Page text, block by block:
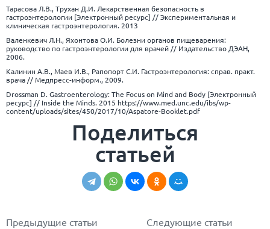
Тарасова Л.В., Трухан Д.И. Лекарственная безопасность в
гастроэнтерологии [Электронный ресурс] // Экспериментальная и
клиническая гастроэнтерология. 2013
Валенкевич Л.Н., Яхонтова О.И. Болезни органов пищеварения:
руководство по гастроэнтерологии для врачей // Издательство ДЭАН,
2006.
Калинин А.В., Маев И.В., Рапопорт С.И. Гастроэнтерология: справ. практ.
врача // Медпресс-информ., 2009.
Drossman D. Gastroenterology: The Focus on Mind and Body [Электронный
ресурс] // Inside the Minds. 2015 https://www.med.unc.edu/ibs/wp-
content/uploads/sites/450/2017/10/Aspatore-Booklet.pdf
Поделиться
статьей
Предыдущие статьи
Следующие статьи